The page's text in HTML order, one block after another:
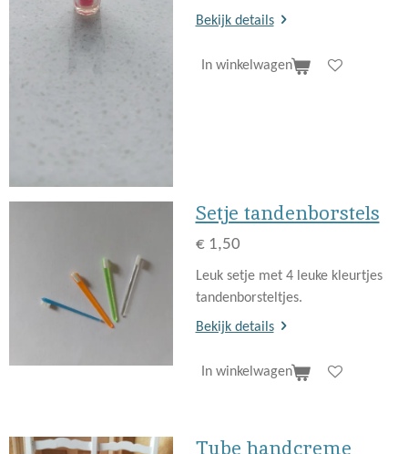
Bekijk details
In winkelwagen
Setje tandenborstels
€ 1,50
Leuk setje met 4 leuke kleurtjes
tandenborsteltjes.
Bekijk details
In winkelwagen
Tube handcreme